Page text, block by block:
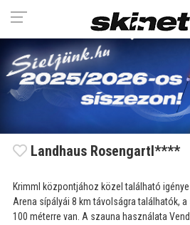
Landhaus Rosengartl****
Krimml központjához közel található
Arena sípályái 8 km távolságra találhatók,
100 méterre van. A szauna használata